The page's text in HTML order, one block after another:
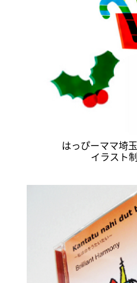
はっぴーママ埼
イラスト